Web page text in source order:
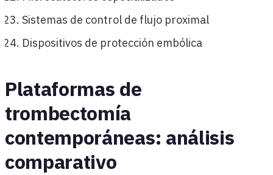
Sistemas de control de flujo proximal
Dispositivos de protección embólica
Plataformas de
trombectomía
contemporáneas: análisis
comparativo